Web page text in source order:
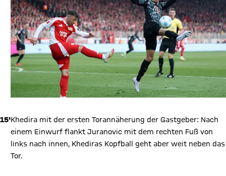
15'Khedira mit der ersten Torannäherung der Gastgeber: Nach
einem Einwurf flankt Juranovic mit dem rechten Fuß von
links nach innen, Khediras Kopfball geht aber weit neben das
Tor.